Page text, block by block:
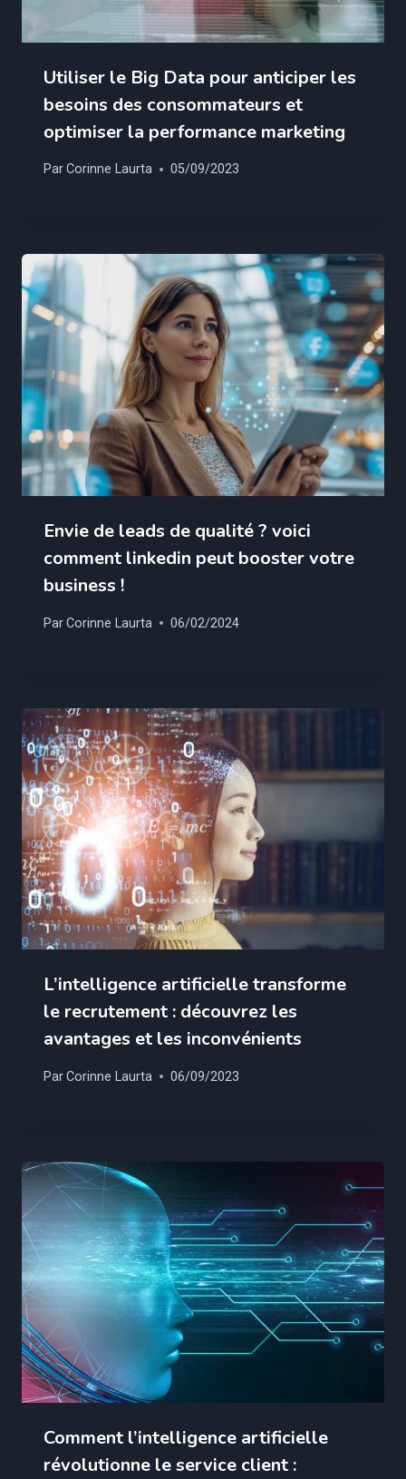
Utiliser le Big Data pour anticiper les
besoins des consommateurs et
optimiser la performance marketing
ParCorinne Laurta 05/09/2023
Envie de leads de qualité ? voici
comment linkedin peut booster votre
business !
ParCorinne Laurta 06/02/2024
L’intelligence artificielle transforme
le recrutement : découvrez les
avantages et les inconvénients
ParCorinne Laurta 06/09/2023
Comment l’intelligence artificielle
révolutionne le service client :